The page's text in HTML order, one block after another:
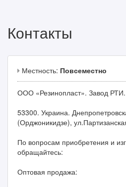
Контакты
Местность: Повсеместно
ООО «Резинопласт». Завод РТИ.
53300. Украина.
(Орджоникидзе),
По вопросам приобретения и
обращайтесь:
Оптовая продажа: